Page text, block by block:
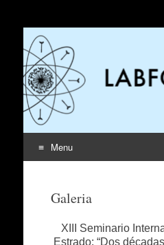
LabForma
Laboratório de formação
infâncias
Menu
Galeria
XIII Seminario
Estrado: “Dos